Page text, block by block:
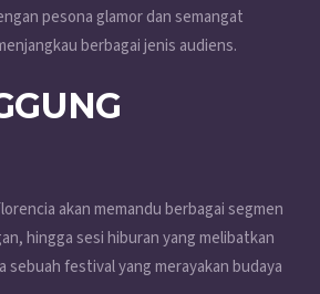
pesona glamor dan semangat
berbagai jenis audiens.
akan memandu berbagai segmen
hingga sesi hiburan yang melibatkan
festival yang merayakan budaya